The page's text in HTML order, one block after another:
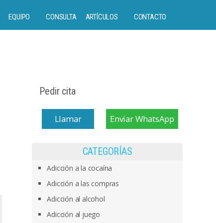
EQUIPO CONSULTA ARTÍCULOS CONTACTO
Pedir cita
Llamar Enviar WhatsApp
CATEGORÍAS
Adicción a la cocaína
Adicción a las compras
Adicción al alcohol
Adicción al juego